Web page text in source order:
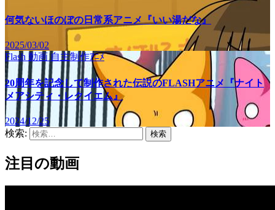
何気ないほのぼの日常系アニメ『いい湯だな』
2025/03/02
Flash 動画自主制作ｱﾆﾒ
20周年を記念して制作された伝説のFLASHアニメ『ナイト
メアシティ・レクイエム』
2024/12/25
検索:
注目の動画